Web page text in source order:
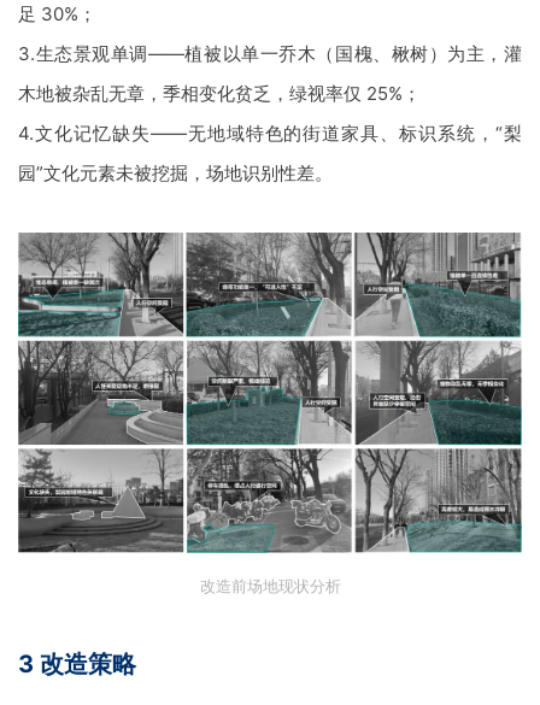
足 30% ；
3.生态景观单调——植被以单一乔木（国槐、楸树）为主，灌
木地被杂乱无章，季相变化贫乏，绿视率仅 25% ；
4.文化记忆缺失——无地域特色的街道家具、标识系统，“梨
园”文化元素未被挖掘，场地识别性差。
改造前场地现状分析
3 改造策略